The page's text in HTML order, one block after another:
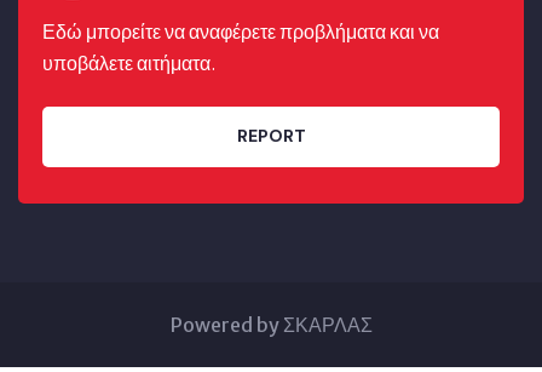
Εδώ μπορείτε να αναφέρετε προβλήματα και να
υποβάλετε αιτήματα.
REPORT
Powered by ΣΚΑΡΛΑΣ